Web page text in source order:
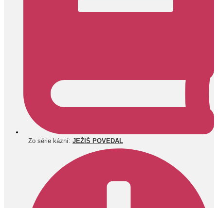
Zo série kázní: JEŽIŠ POVEDAL